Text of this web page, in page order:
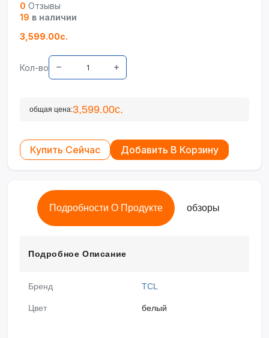
0 Отзывы
19 в наличии
3,599.00с.
Кол-во
общая цена:3,599.00с.
Купить Сейчас Добавить В Корзину
Подробности О Продукте обзоры
Подробное Описание
Бренд TCL
Цвет белый